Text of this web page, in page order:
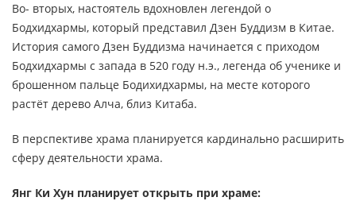
Во- вторых, настоятель вдохновлен легендой о
Бодхидхармы, который представил Дзен Буддизм в Китае.
История самого Дзен Буддизма начинается с приходом
Бодхидхармы с запада в 520 году н.э., легенда об ученике и
брошенном пальце Бодихидхармы, на месте которого
растёт дерево Алча, близ Китаба.
В перспективе храма планируется кардинально расширить
сферу деятельности храма.
Янг Ки Хун планирует открыть при храме: